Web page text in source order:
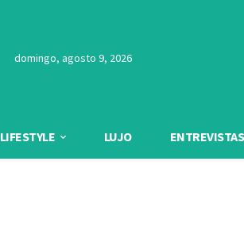
domingo, agosto 9, 2026
LIFESTYLE LUJO ENTREVISTAS